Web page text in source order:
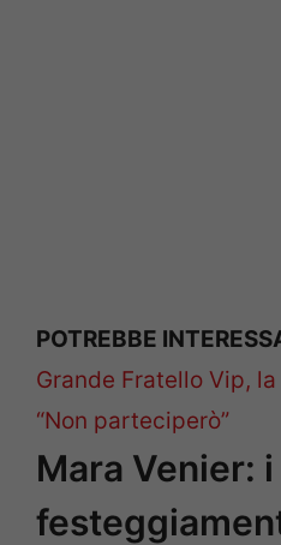
POTREBBE
Grande Fratello Vip,
“Non parteciperò”
Mara Venier: i